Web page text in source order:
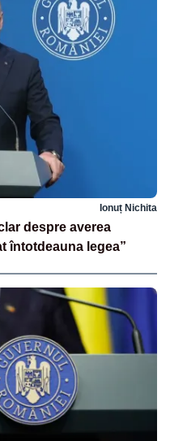
Ionuț Nichita
despre averea
întotdeauna legea”